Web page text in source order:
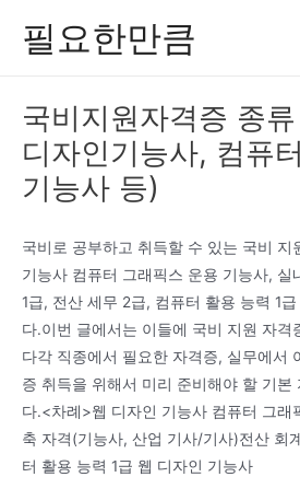
필요한만큼
국비지원자격증 종
디자인기능사, 컴퓨
기능사 등)
국비로 공부하고 취득할 수 있는 국비 지
기능사 컴퓨터 그래픽스 운용 기능사, 실
1급, 전산 세무 2급, 컴퓨터 활용 능력 1
다.이번 글에서는 이들에 국비 지원 자격
다각 직종에서 필요한 자격증, 실무에서
증 취득을 위해서 미리 준비해야 할 기본
다.<차례>웹 디자인 기능사 컴퓨터 그래
축 자격(기능사, 산업 기사/기사)전산 회
터 활용 능력 1급 웹 디자인 기능사